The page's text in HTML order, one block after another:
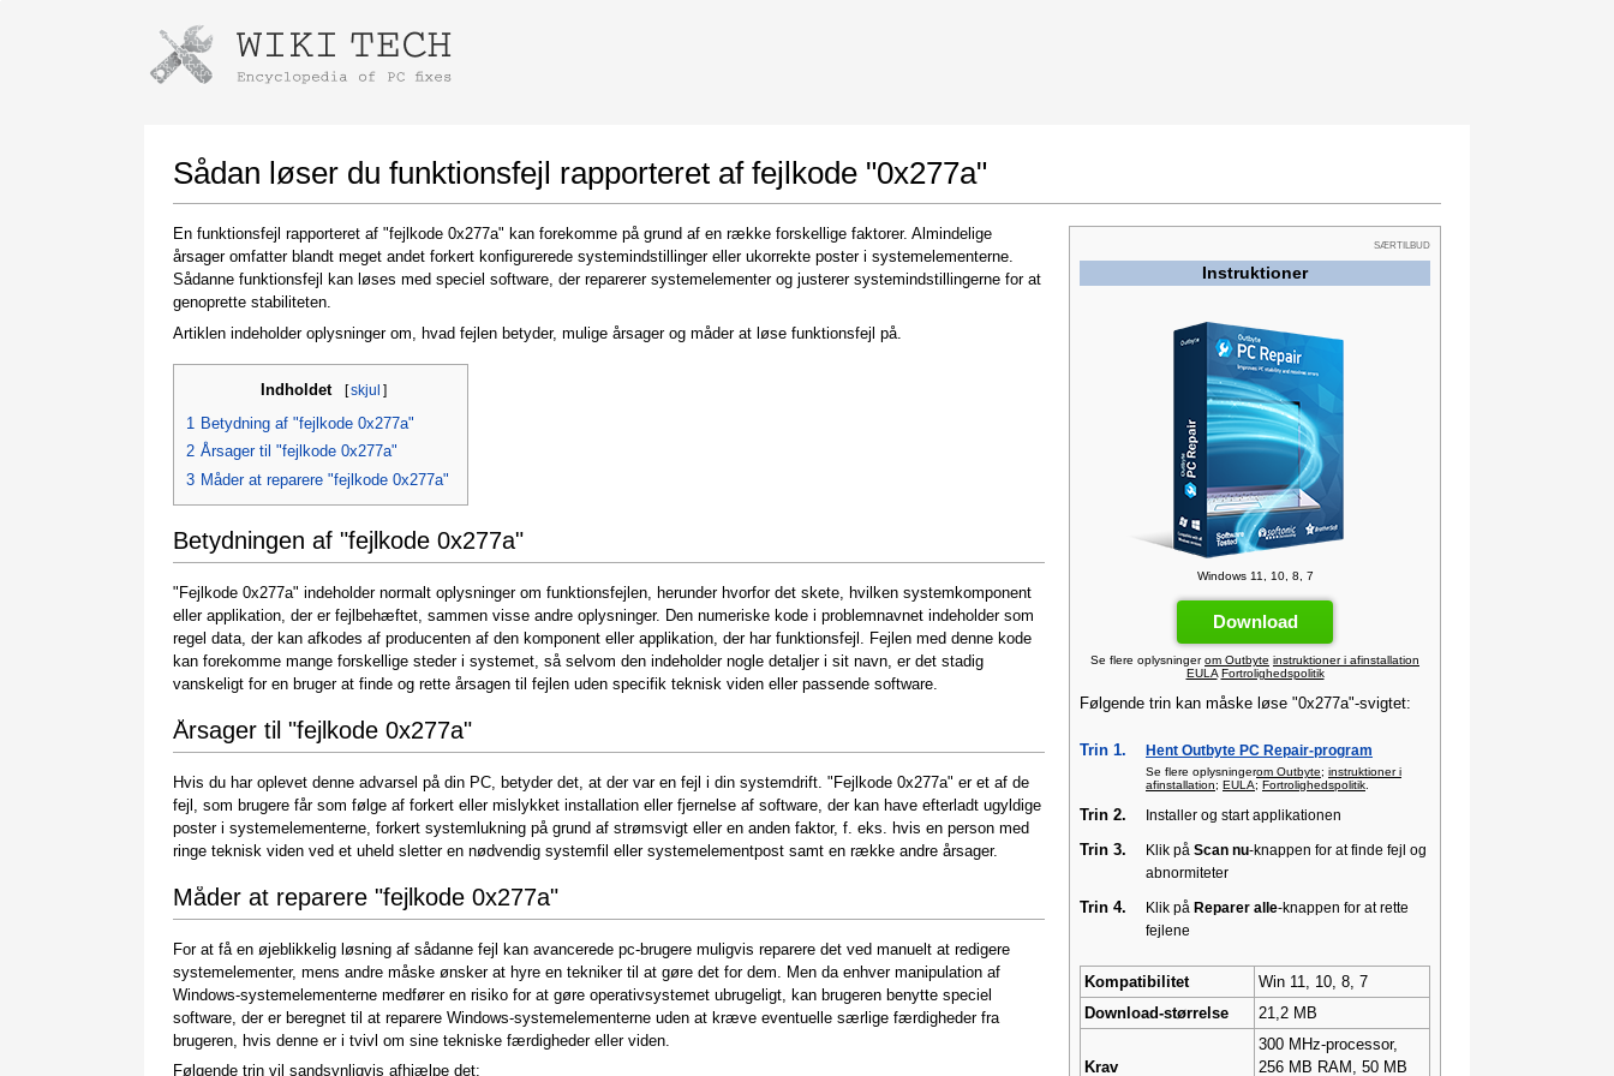
Sådan løser du funktionsfejl rapporteret af fejlkode "0x277a"
SÆRTILBUD
Instruktioner
Windows 11, 10, 8, 7
Download
Se flere oplysningerom Outbyte instruktioner i afinstallation
EULA Fortrolighedspolitik
Følgende trin kan måske løse "0x277a"-svigtet:
Trin 1. Hent Outbyte PC Repair-program
Se flere oplysningerom Outbyte; instruktioner i
afinstallation; EULA; Fortrolighedspolitik
Trin 2. Installer og start applikationen
Trin 3. Klik på Scan nu-knappen for at finde fejl og
abnormiteter
Trin 4. Klik på Reparer alle-knappen for at rette
fejlene
Kompatibilitet
Win 11, 10, 8, 7
Download-størrelse
21,2 MB
Krav
300 MHz-processor,
256 MB RAM, 50 MB
En funktionsfejl rapporteret af "fejlkode 0x277a" kan forekomme på grund af en række forskellige faktorer. Almindelige
årsager omfatter blandt meget andet forkert konfigurerede systemindstillinger eller ukorrekte poster i systemelementerne.
Sådanne funktionsfejl kan løses med speciel software, der reparerer systemelementer og justerer systemindstillingerne for at
genoprette stabiliteten.
Artiklen indeholder oplysninger om, hvad fejlen betyder, mulige årsager og måder at løse funktionsfejl på.
Indholdet [skjul ]
1 Betydning af "fejlkode 0x277a"
2 Årsager til "fejlkode 0x277a"
3 Måder at reparere "fejlkode 0x277a"
Betydningen af "fejlkode 0x277a"
"Fejlkode 0x277a" indeholder normalt oplysninger om funktionsfejlen, herunder hvorfor det skete, hvilken systemkomponent
eller applikation, der er fejlbehæftet, sammen visse andre oplysninger. Den numeriske kode i problemnavnet indeholder som
regel data, der kan afkodes af producenten af den komponent eller applikation, der har funktionsfejl. Fejlen med denne kode
kan forekomme mange forskellige steder i systemet, så selvom den indeholder nogle detaljer i sit navn, er det stadig
vanskeligt for en bruger at finde og rette årsagen til fejlen uden specifik teknisk viden eller passende software.
Årsager til "fejlkode 0x277a"
Hvis du har oplevet denne advarsel på din PC, betyder det, at der var en fejl i din systemdrift. "Fejlkode 0x277a" er et af de
fejl, som brugere får som følge af forkert eller mislykket installation eller fjernelse af software, der kan have efterladt ugyldige
poster i systemelementerne, forkert systemlukning på grund af strømsvigt eller en anden faktor, f. eks. hvis en person med
ringe teknisk viden ved et uheld sletter en nødvendig systemfil eller systemelementpost samt en række andre årsager.
Måder at reparere "fejlkode 0x277a"
For at få en øjeblikkelig løsning af sådanne fejl kan avancerede pc-brugere muligvis reparere det ved manuelt at redigere
systemelementer, mens andre måske ønsker at hyre en tekniker til at gøre det for dem. Men da enhver manipulation af
Windows-systemelementerne medfører en risiko for at gøre operativsystemet ubrugeligt, kan brugeren benytte speciel
software, der er beregnet til at reparere Windows-systemelementerne uden at kræve eventuelle særlige færdigheder fra
brugeren, hvis denne er i tvivl om sine tekniske færdigheder eller viden.
Følgende trin vil sandsynligvis afhjælpe det:
Instructions for downloading using Google Chrome
Once the download is complete, click on the
downloaded file link